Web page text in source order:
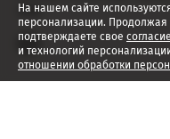
На нашем сайте
персонализации.
подтверждаете свое согласие
и технологий
отношении обработки
2026